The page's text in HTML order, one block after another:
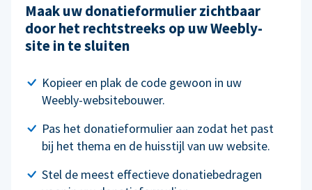
Maak uw donatieformulier zichtbaar
door het rechtstreeks op uw Weebly-
site in te sluiten
Kopieer en plak de code gewoon in uw
Weebly-websitebouwer.
Pas het donatieformulier aan zodat het past
bij het thema en de huisstijl van uw website.
Stel de meest effectieve donatiebedragen